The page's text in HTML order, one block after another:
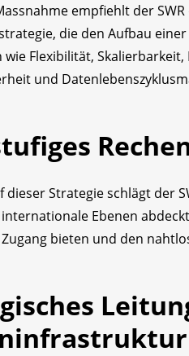
empfiehlt der
die den Aufbau
wie Flexibilität,
und
dieser Strategie schlägt der
Ebenen
bieten und den